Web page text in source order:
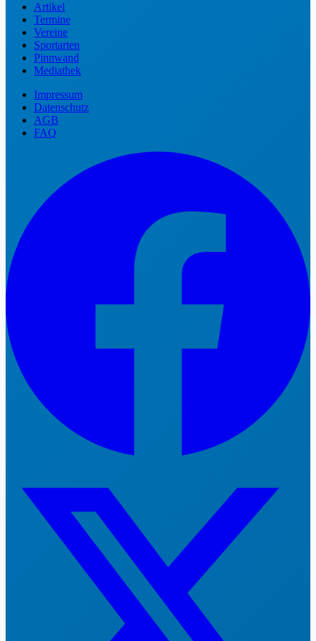
Artikel
Termine
Vereine
Sportarten
Pinnwand
Mediathek
Impressum
Datenschutz
AGB
FAQ